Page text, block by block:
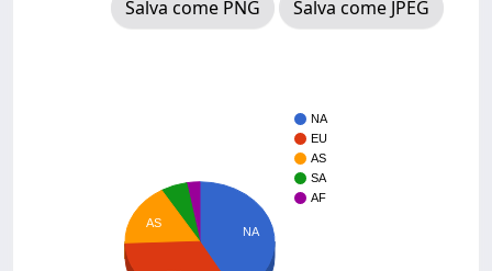
Salva come PNG
Salva come JPEG
NA
EU
AS
SA
AF
NA
AS